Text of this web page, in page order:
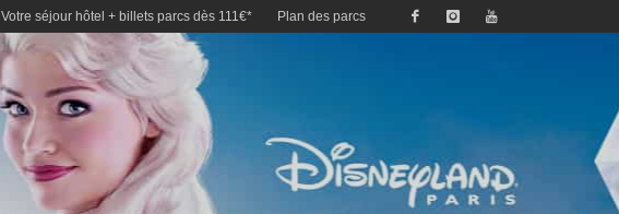
Votre séjour hôtel + billets parcs dès 111€* Plan des parcs